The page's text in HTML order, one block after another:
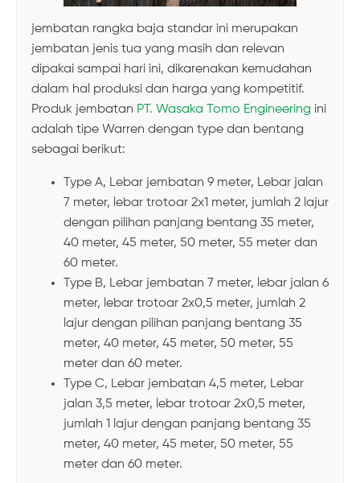
jembatan rangka baja standar ini merupakan
jembatan jenis tua yang masih dan relevan
dipakai sampai hari ini, dikarenakan kemudahan
dalam hal produksi dan harga yang kompetitif.
Produk jembatan PT. Wasaka Tomo Engineering ini
adalah tipe Warren dengan type dan bentang
sebagai berikut:
Type A, Lebar jembatan 9 meter, Lebar jalan
7 meter, lebar trotoar 2x1 meter, jumlah 2 lajur
dengan pilihan panjang bentang 35 meter,
40 meter, 45 meter, 50 meter, 55 meter dan
60 meter.
Type B, Lebar jembatan 7 meter, lebar jalan 6
meter, lebar trotoar 2x0,5 meter, jumlah 2
lajur dengan pilihan panjang bentang 35
meter, 40 meter, 45 meter, 50 meter, 55
meter dan 60 meter.
Type C, Lebar jembatan 4,5 meter, Lebar
jalan 3,5 meter, lebar trotoar 2x0,5 meter,
jumlah 1 lajur dengan panjang bentang 35
meter, 40 meter, 45 meter, 50 meter, 55
meter dan 60 meter.